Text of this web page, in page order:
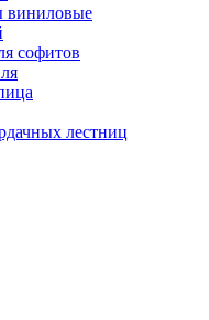
виниловые
софитов
лестниц